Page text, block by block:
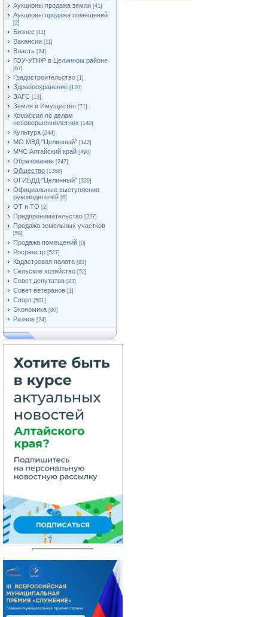
Аукционы продажа земли [41]
Аукционы продажа помещений
[2]
Бизнес [11]
Вакансии [11]
Власть [24]
ГОУ-УПФР в Целинном районе
[67]
Градостроительство [1]
Здравоохранение [120]
ЗАГС [13]
Земля и Имущество [71]
Комиссия по делам
несовершеннолетних [140]
Культура [244]
МО МВД "Целинный" [142]
МЧС Алтайский край [490]
Образование [247]
Общество [1358]
ОГИБДД "Целинный" [329]
Официальные выступления
руководителей [6]
ОТ и ТО [2]
Предпринимательство [227]
Продажа земельных участков
[58]
Продажа помещений [0]
Росреестр [527]
Кадастровая палата [83]
Сельское хозяйство [52]
Совет депутатов [23]
Совет ветеранов [1]
Спорт [501]
Экономика [80]
Разное [24]